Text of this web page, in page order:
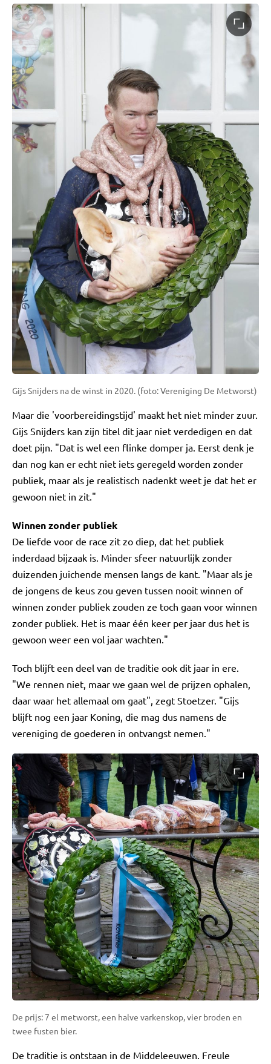
Gijs Snijders na de winst in 2020. (foto: Vereniging De Metworst)
Maar die 'voorbereidingstijd' maakt het niet minder zuur.
Gijs Snijders kan zijn titel dit jaar niet verdedigen en dat
doet pijn. "Dat is wel een flinke domper ja. Eerst denk je
dan nog kan er echt niet iets geregeld worden zonder
publiek, maar als je realistisch nadenkt weet je dat het er
gewoon niet in zit."
Winnen zonder publiek
De liefde voor de race zit zo diep, dat het publiek
inderdaad bijzaak is. Minder sfeer natuurlijk zonder
duizenden juichende mensen langs de kant. "Maar als je
de jongens de keus zou geven tussen nooit winnen of
winnen zonder publiek zouden ze toch gaan voor winnen
zonder publiek. Het is maar één keer per jaar dus het is
gewoon weer een vol jaar wachten."
Toch blijft een deel van de traditie ook dit jaar in ere.
"We rennen niet, maar we gaan wel de prijzen ophalen,
daar waar het allemaal om gaat", zegt Stoetzer. "Gijs
blijft nog een jaar Koning, die mag dus namens de
vereniging de goederen in ontvangst nemen."
De prijs: 7 el metworst, een halve varkenskop, vier broden en
twee fusten bier.
De traditie is ontstaan in de Middeleeuwen. Freule